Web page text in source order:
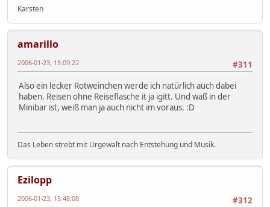
Karsten
amarillo
#311
2006-01-23, 15:09:22
Also ein lecker Rotweinchen werde ich natürlich auch dabei
haben. Reisen ohne Reiseflasche it ja igitt. Und waß in der
Minibar ist, weiß man ja auch nicht im voraus. :D
Das Leben strebt mit Urgewalt nach Entstehung und Musik.
Ezilopp
#312
2006-01-23, 15:48:08